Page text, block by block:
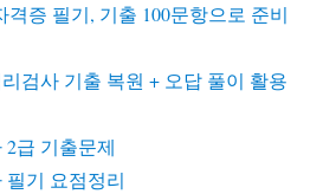
격증 필기, 기출 100문항으로 준비
검사 기출 복원 + 오답 풀이 활용
급 기출문제
기 요점정리